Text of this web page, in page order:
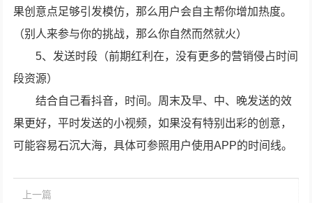
果创意点足够引发模仿，那么用户会自主帮你增加热度。
（别人来参与你的挑战，那么你自然而然就火）
5、发送时段（前期红利在，没有更多的营销侵占时间
段资源）
结合自己看抖音，时间。周末及早、中、晚发送的效
果更好，平时发送的小视频，如果没有特别出彩的创意，
可能容易石沉大海，具体可参照用户使用APP的时间线。
上一篇